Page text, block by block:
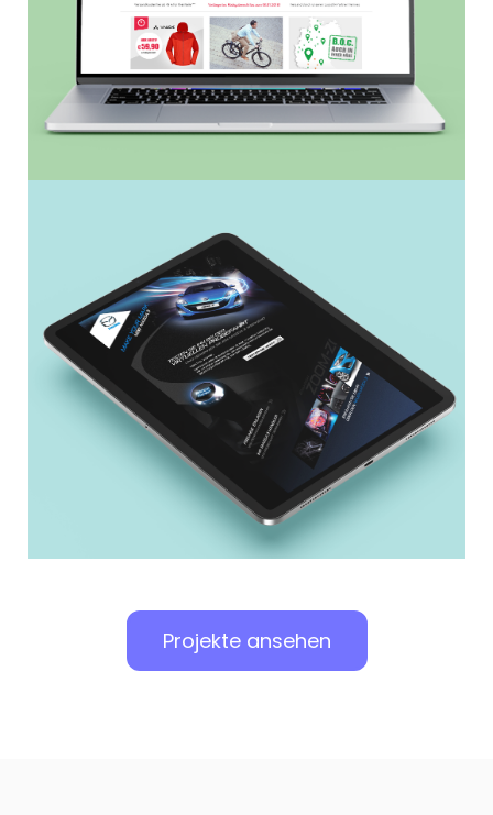
Projekte ansehen